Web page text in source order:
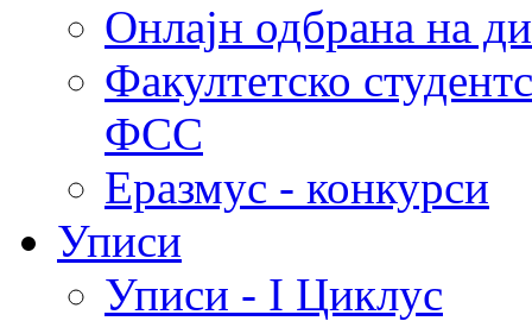
Онлајн одбрана на
Факултетско
ФСС
Еразмус - конкурси
Уписи
Уписи - I Циклус